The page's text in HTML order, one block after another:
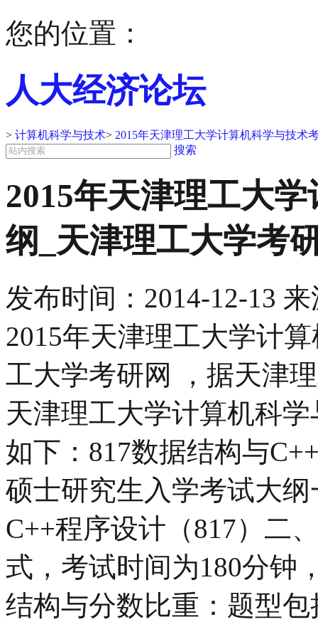
您的位置：
人大经济论坛
> 计算机科学与技术> 2015年天津理工大学计算机科学与技术
搜索
2015年天津理工大
纲_天津理工大学考
发布时间： 2014-12-13 来
2015年天津理工大学计
工大学考研网 ，据天津
天津理工大学计算机科
如下：817数据结构与
硕士研究生入学考试大
C++程序设计（817）二
式，考试时间为180分钟
结构与分数比重：题型